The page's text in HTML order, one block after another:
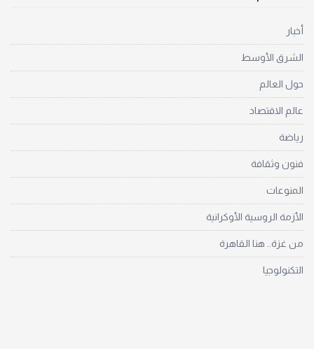
أخبار
الشرق الأوسط
حول العالم
عالم الاقتصاد
رياضة
فنون وثقافة
المنوعات
الأزمة الروسية الأوكرانية
من غزة.. هنا القاهرة
التكنولوجيا